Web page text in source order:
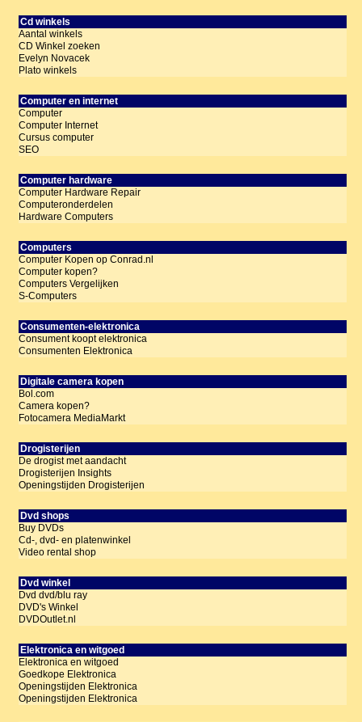
Cd winkels
Aantal winkels
CD Winkel zoeken
Evelyn Novacek
Plato winkels
Computer en internet
Computer
Computer Internet
Cursus computer
SEO
Computer hardware
Computer Hardware Repair
Computeronderdelen
Hardware Computers
Computers
Computer Kopen op Conrad.nl
Computer kopen?
Computers Vergelijken
S-Computers
Consumenten-elektronica
Consument koopt elektronica
Consumenten Elektronica
Digitale camera kopen
Bol.com
Camera kopen?
Fotocamera MediaMarkt
Drogisterijen
De drogist met aandacht
Drogisterijen Insights
Openingstijden Drogisterijen
Dvd shops
Buy DVDs
Cd-, dvd- en platenwinkel
Video rental shop
Dvd winkel
Dvd dvd/blu ray
DVD's Winkel
DVDOutlet.nl
Elektronica en witgoed
Elektronica en witgoed
Goedkope Elektronica
Openingstijden Elektronica
Openingstijden Elektronica